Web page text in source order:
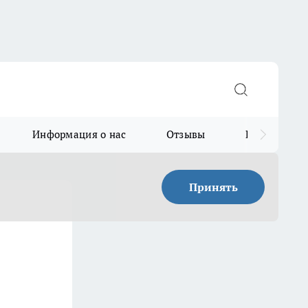
Информация о нас Отзывы Прайс для
Принять